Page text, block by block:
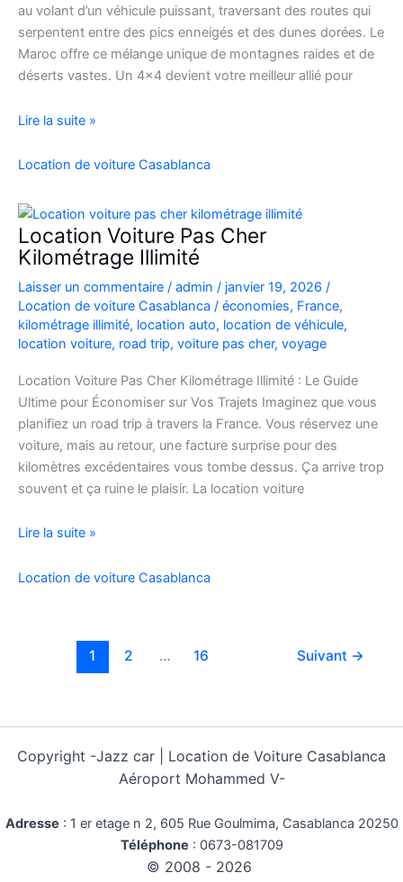
au volant d’un véhicule puissant, traversant des routes qui
serpentent entre des pics enneigés et des dunes dorées. Le
Maroc offre ce mélange unique de montagnes raides et de
déserts vastes. Un 4×4 devient votre meilleur allié pour
location
voiture
au
Maroc
pour
explorer
l’Atlas
et
le
Lire la suite »
Location de voiture Casablanca
Location Voiture Pas Cher
Kilométrage Illimité
Laisser un commentaire / admin / janvier 19, 2026 /
Location de voiture Casablanca / économies, France,
kilométrage illimité, location auto, location de véhicule,
location voiture, road trip, voiture pas cher, voyage
Location Voiture Pas Cher Kilométrage Illimité : Le Guide
Ultime pour Économiser sur Vos Trajets Imaginez que vous
planifiez un road trip à travers la France. Vous réservez une
voiture, mais au retour, une facture surprise pour des
kilomètres excédentaires vous tombe dessus. Ça arrive trop
souvent et ça ruine le plaisir. La location voiture
Location
Pas
Lire la suite »
Location de voiture Casablanca
1 2 … 16 Suivant →
Copyright -Jazz car | Location de Voiture Casablanca
Aéroport Mohammed V-
Adresse : 1 er etage n 2, 605 Rue Goulmima, Casablanca 20250
Téléphone : 0673-081709
© 2008 - 2026